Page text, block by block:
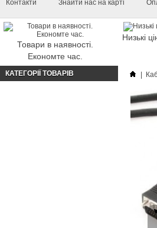
Контакти
Знайти нас на карті
Товари в наявності.
Економте час.
Низькі
КАТЕГОРІЇ ТОВАРІВ